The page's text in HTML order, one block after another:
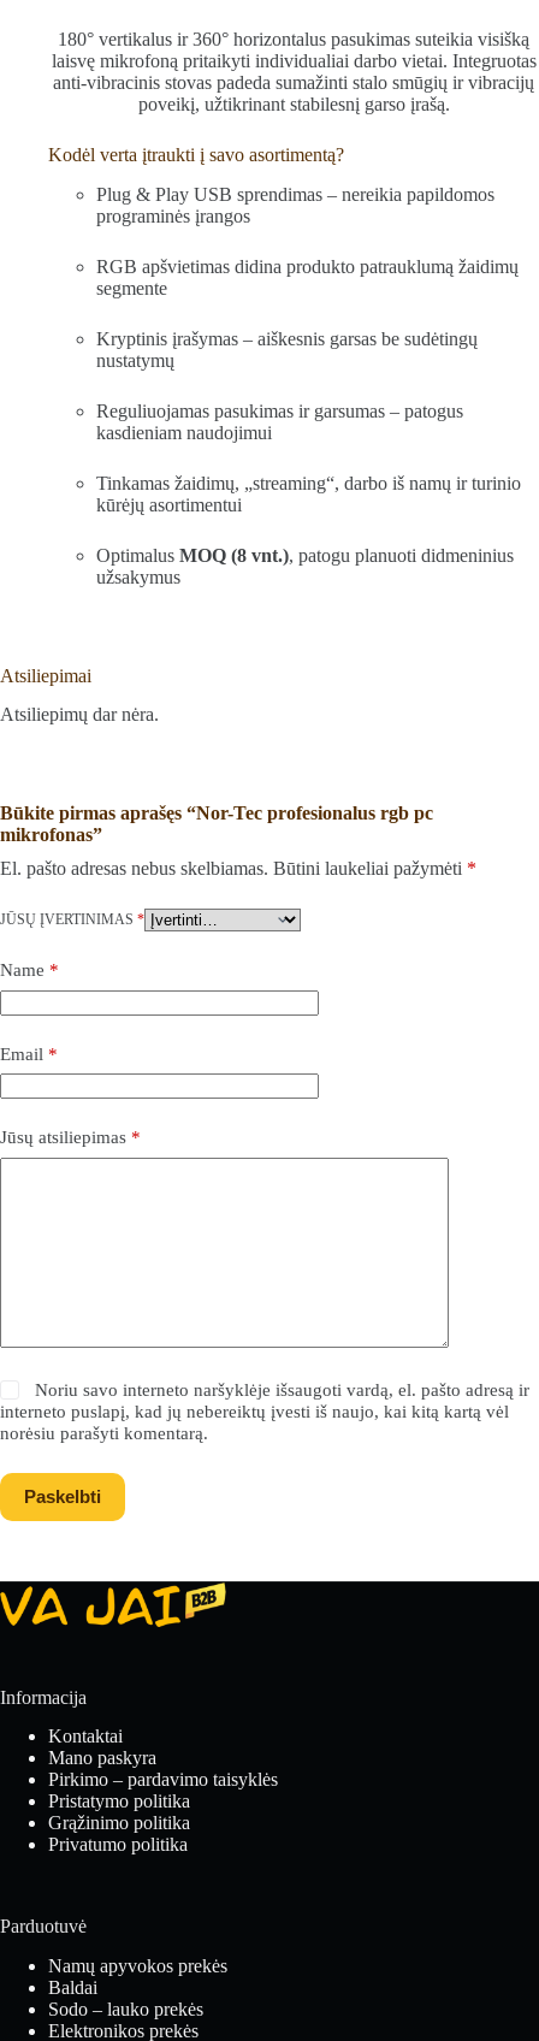
180° vertikalus ir 360° horizontalus pasukimas suteikia visišką
laisvę mikrofoną pritaikyti individualiai darbo vietai. Integruotas
anti-vibracinis stovas padeda sumažinti stalo smūgių ir vibracijų
poveikį, užtikrinant stabilesnį garso įrašą.
Kodėl verta įtraukti į savo asortimentą?
Plug & Play USB sprendimas – nereikia papildomos
programinės įrangos
RGB apšvietimas didina produkto patrauklumą žaidimų
segmente
Kryptinis įrašymas – aiškesnis garsas be sudėtingų
nustatymų
Reguliuojamas pasukimas ir garsumas – patogus
kasdieniam naudojimui
Tinkamas žaidimų, „streaming“, darbo iš namų ir turinio
kūrėjų asortimentui
Optimalus MOQ (8 vnt.), patogu planuoti didmeninius
užsakymus
Atsiliepimai
Atsiliepimų dar nėra.
Būkite pirmas aprašęs “Nor-Tec profesionalus rgb pc
mikrofonas”
El. pašto adresas nebus skelbiamas. Būtini laukeliai pažymėti *
JŪSŲ ĮVERTINIMAS *
Name *
Email *
Jūsų atsiliepimas *
Noriu savo interneto naršyklėje išsaugoti vardą, el. pašto adresą ir
interneto puslapį, kad jų nebereiktų įvesti iš naujo, kai kitą kartą vėl
norėsiu parašyti komentarą.
Paskelbti
Informacija
Kontaktai
Mano paskyra
Pirkimo – pardavimo taisyklės
Pristatymo politika
Grąžinimo politika
Privatumo politika
Parduotuvė
Namų apyvokos prekės
Baldai
Sodo – lauko prekės
Elektronikos prekės